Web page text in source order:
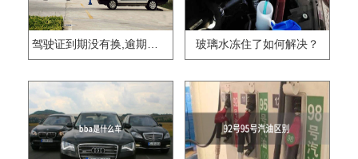
玻璃水冻住了如何解决？